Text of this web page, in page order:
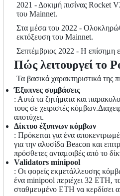
2021 - Δοκιμή πισίνας Rocket
του Mainnet.
Στα μέσα του 2022 -
εκτόξευση του Mainnet.
Σεπτέμβριος 2022 - Η επίσημη
Πώς λειτουργεί το
Τα βασικά χαρακτηριστικά της
Έξυπνες συμβάσεις
: Αυτά τα ζητήματα και
τους σε χειριστές
αποτύχει.
Δίκτυο έξυπνων κόμβων
: Πρόκειται για ένα
για την αλυσίδα Beacon και
πρόσθετες ανταμοιβές από το
Validators minipool
: Οι φορείς εκμετάλλευσης
ένα minipool περιέχει 32 ETH,
σταθμευμένο ETH να κερδίσει